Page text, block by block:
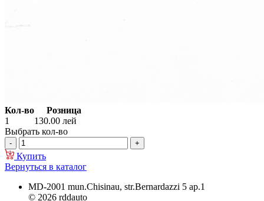
Кол-во
Розница
1
130.00 лей
Выбрать кол-во
Купить
Вернуться в каталог
MD-2001 mun.Chisinau, str.Bernardazzi 5 ap.1
© 2026 rddauto